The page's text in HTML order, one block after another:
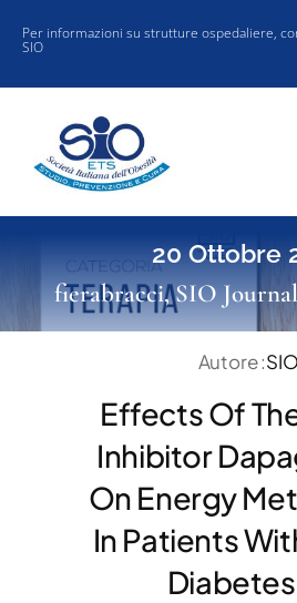
contenuto
Per informazioni su strutture ospedaliere,
SIO
SOCIETÀ
VUOI ISCRIVERTI
SIO JOURNAL
NEW SIO
EVENTI
RETE
20 Ottobre
fierabracci,SIO
Autore :SIO
Effects Of
Inhibitor
On Energy
In Patients